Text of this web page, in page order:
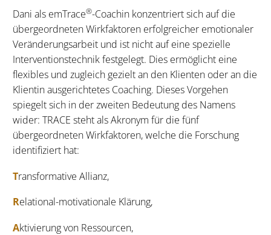
Dani als emTrace®-Coachin konzentriert sich auf die
übergeordneten Wirkfaktoren erfolgreicher emotionaler
Veränderungsarbeit und ist nicht auf eine spezielle
Interventionstechnik festgelegt. Dies ermöglicht eine
flexibles und zugleich gezielt an den Klienten oder an die
Klientin ausgerichtetes Coaching. Dieses Vorgehen
spiegelt sich in der zweiten Bedeutung des Namens
wider: TRACE steht als Akronym für die fünf
übergeordneten Wirkfaktoren, welche die Forschung
identifiziert hat:
Transformative Allianz,
Relational-motivationale Klärung,
Aktivierung von Ressourcen,